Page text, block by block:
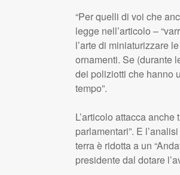
“Per quelli di voi che
legge nell’articolo –
l’arte di miniaturizzare
ornamenti. Se (durante
dei poliziotti che hanno
tempo”.
L’articolo attacca
parlamentari”. E
terra è ridotta a un
presidente dal dotare